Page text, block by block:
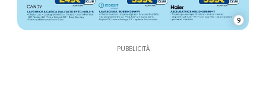
9
PUBBLICITÀ